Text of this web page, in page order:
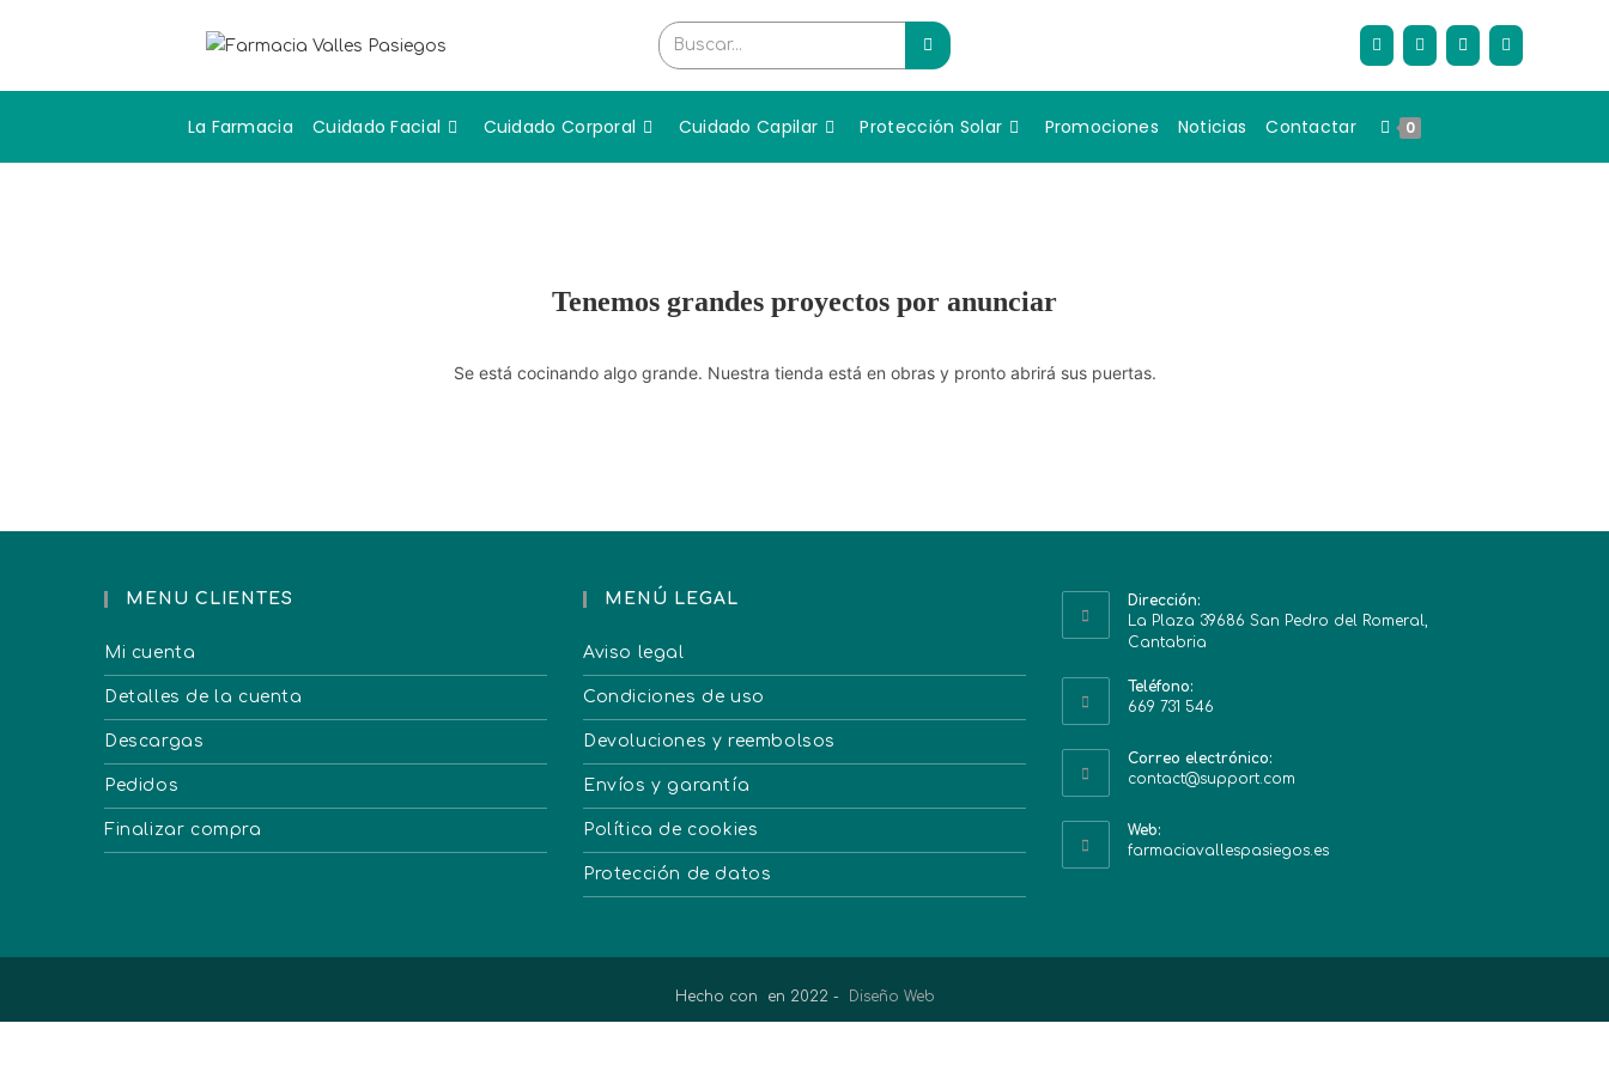
Buscar...
La Farmacia Cuidado Facial Cuidado Corporal Cuidado Capilar Protección Solar Promociones Noticias Contactar 0
Tenemos grandes proyectos por anunciar
Se está cocinando algo grande. Nuestra tienda está en obras y pronto abrirá sus puertas.
MENU CLIENTES
Mi cuenta
Detalles de la cuenta
Descargas
Pedidos
Finalizar compra
MENÚ LEGAL
Aviso legal
Condiciones de uso
Devoluciones y reembolsos
Envíos y garantía
Política de cookies
Protección de datos
Dirección:
La Plaza 39686 San Pedro del Romeral,
Cantabria
Teléfono:
669 731 546
Correo electrónico:
contact@support.com
Web:
farmaciavallespasiegos.es
Hecho con en 2022 - Diseño Web